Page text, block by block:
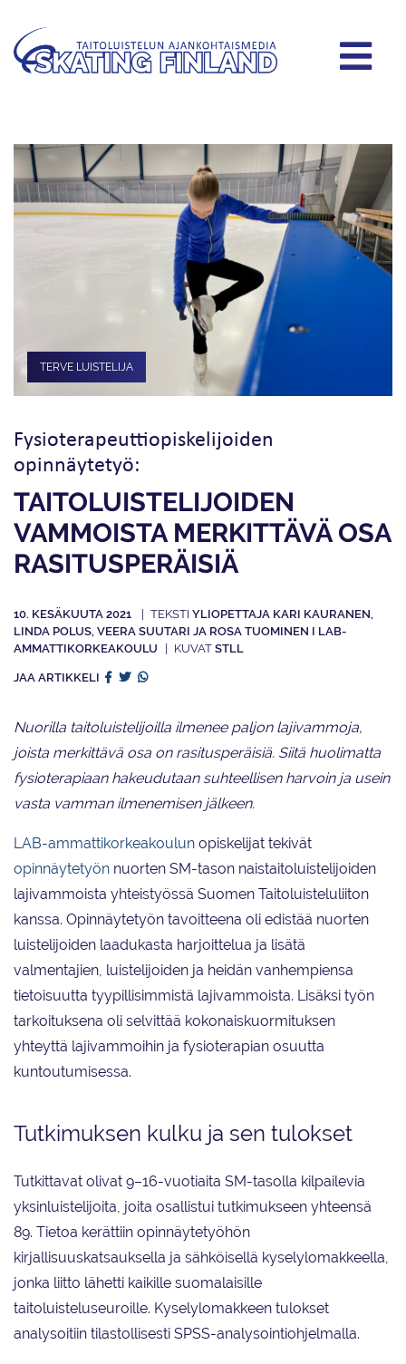
TERVE LUISTELIJA
Fysioterapeutti­opiskelijoiden
opinnäytetyö:
TAITOLUISTELIJOIDEN
VAMMOISTA MERKITTÄVÄ OSA
RASITUS­PERÄISIÄ
10. KESÄKUUTA 2021
YLIOPETTAJA KARI KAURANEN,
LINDA POLUS, VEERA SUUTARI JA ROSA TUOMINEN I LAB-
AMMATTIKORKEAKOULU
STLL
JAA ARTIKKELI
Nuorilla taitoluistelijoilla ilmenee paljon lajivammoja,
joista merkittävä osa on rasitusperäisiä. Siitä huolimatta
fysioterapiaan hakeudutaan suhteellisen harvoin ja usein
vasta vamman ilmenemisen jälkeen.
LAB-ammattikorkeakoulun opiskelijat tekivät
opinnäytetyön nuorten SM-tason naistaitoluistelijoiden
lajivammoista yhteistyössä Suomen Taitoluisteluliiton
kanssa. Opinnäytetyön tavoitteena oli edistää nuorten
luistelijoiden laadukasta harjoittelua ja lisätä
valmentajien, luistelijoiden ja heidän vanhempiensa
tietoisuutta tyypillisimmistä lajivammoista. Lisäksi työn
tarkoituksena oli selvittää kokonaiskuormituksen
yhteyttä lajivammoihin ja fysioterapian osuutta
kuntoutumisessa.
Tutkimuksen kulku ja sen tulokset
Tutkittavat olivat 9–16-vuotiaita SM-tasolla kilpailevia
yksinluistelijoita, joita osallistui tutkimukseen yhteensä
89. Tietoa kerättiin opinnäytetyöhön
kirjallisuuskatsauksella ja sähköisellä kyselylomakkeella,
jonka liitto lähetti kaikille suomalaisille
taitoluisteluseuroille. Kyselylomakkeen tulokset
analysoitiin tilastollisesti SPSS-analysointiohjelmalla.